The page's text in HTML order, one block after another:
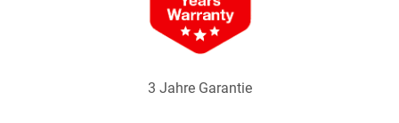
3 Jahre Garantie